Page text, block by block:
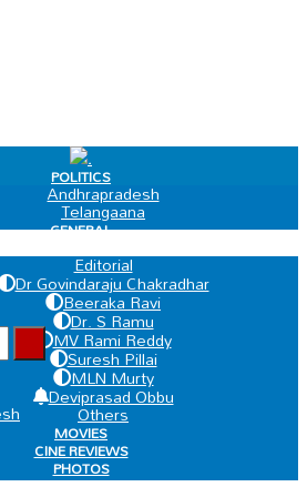
.
POLITICS
Andhrapradesh
Telangaana
GENERAL
Editorial
Dr Govindaraju Chakradhar
Beeraka Ravi
Dr. S Ramu
MV Rami Reddy
Suresh Pillai
MLN Murty
Deviprasad Obbu
Others
MOVIES
CINE REVIEWS
PHOTOS
VIDEOS